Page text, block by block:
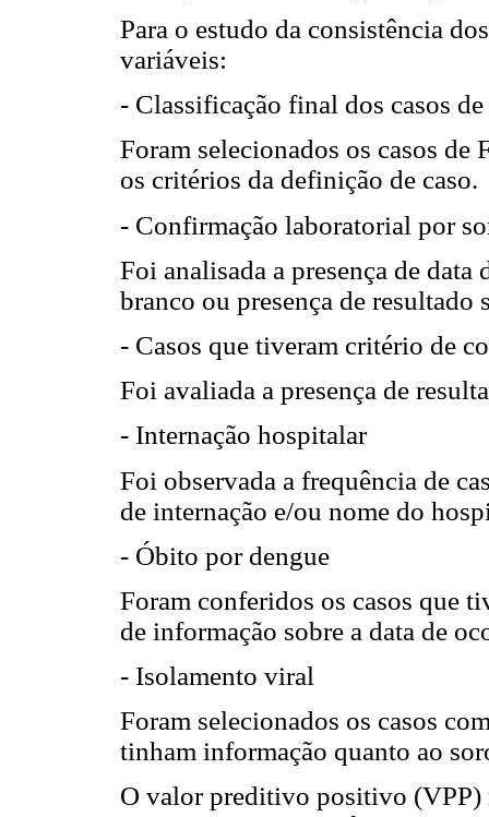
Para o estudo da consistência
variáveis:
- Classificação final dos casos
Foram selecionados os casos de
os critérios da definição de caso.
- Confirmação laboratorial por
Foi analisada a presença de
branco ou presença de resultado
- Casos que tiveram critério de
Foi avaliada a presença de
- Internação hospitalar
Foi observada a frequência de
de internação e/ou nome do
- Óbito por dengue
Foram conferidos os casos que
de informação sobre a data de
- Isolamento viral
Foram selecionados os casos
tinham informação quanto ao
O valor preditivo positivo (VPP)